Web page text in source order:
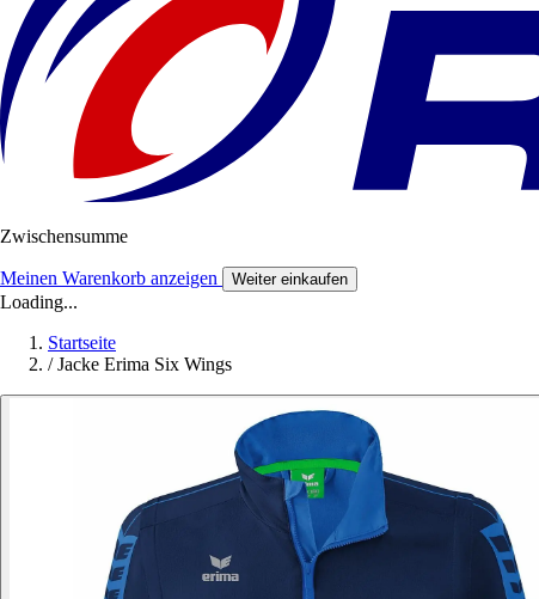
Zwischensumme
Meinen Warenkorb anzeigen Weiter einkaufen
Loading...
Startseite
/ Jacke Erima Six Wings